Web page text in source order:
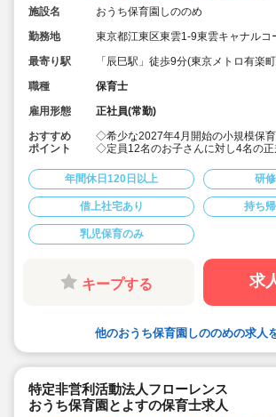
施設名
おうち保育園しののめ
勤務地
東京都江東区東雲1-9東雲キャナルコ
最寄り駅
「辰巳駅」徒歩9分(東京メトロ有楽
職種
保育士
雇用形態
正社員(常勤)
おすすめ
ポイント
◇希少な2027年4月開始の小規模保育
◇定員12名のお子さんに対し4名の正
◇20～50代の幅広い年齢層の職員が
◇保育スタッフとして各園で勤務後
園長としてキャリアアップも可能！
◇家賃上限82,000円までは自己負担
と可能です。
◇上京者には引っ越し補助あり
◇多様性を大事にしています。人材の
◇残業時間は4時間以内/月です（残
◇ICTシステムの導入など、パソコン
内で効率的に仕事に取り組めるよう工
◇年間休日 120日以上です
◇職員配置も工夫しています（土曜
◇その他、家族の看護休暇や介護休業
◇病児保育や障害児保育など、多様な
いる事業者だからこそ、多様な保育の
年間休日120日以上 研
借上社宅あり 持ち
乳児保育のみ
キープする 求
他のおうち保育園しののめの求人
特定非営利活動法人フローレンス
おうち保育園とよすの保育士求人